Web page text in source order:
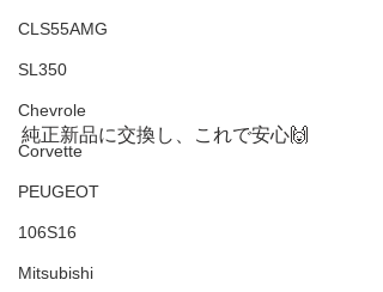
CLS55AMG
SL350
Chevrole
Corvette
PEUGEOT
106S16
Mitsubishi
純正新品に交換し、これで安心🙌